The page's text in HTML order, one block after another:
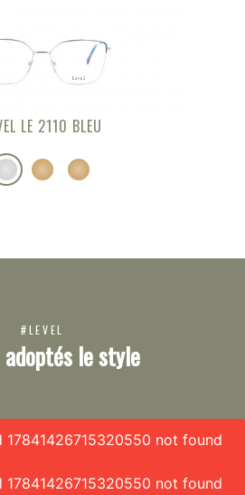
LE 2110 BLEU
#LEVEL
le style
17841426715320550 not found
17841426715320550 not found